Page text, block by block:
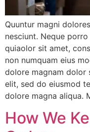
Quuntur magni
nesciunt. Neque
quiaolor sit amet,
non numquam eius
dolore magnam dolor
elit, sed do eiusmod
dolore magna aliqua.
How We